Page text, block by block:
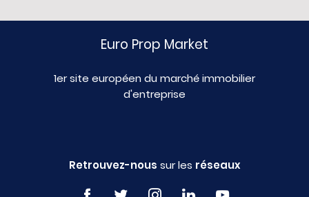
Euro Prop Market
1er site européen du marché immobilier
d'entreprise
Retrouvez-nous sur les réseaux